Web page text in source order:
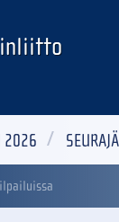
2026